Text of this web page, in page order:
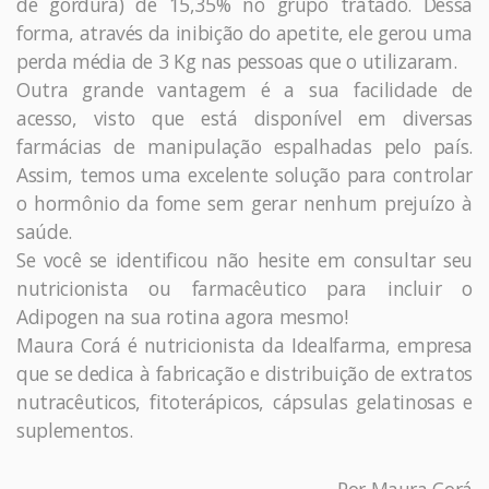
forma, através da inibição do apetite, ele gerou uma
perda média de 3 Kg nas pessoas que o utilizaram.
Outra grande vantagem é a sua facilidade de
acesso, visto que está disponível em diversas
farmácias de manipulação espalhadas pelo país.
Assim, temos uma excelente solução para controlar
o hormônio da fome sem gerar nenhum prejuízo à
saúde.
Se você se identificou não hesite em consultar seu
nutricionista ou farmacêutico para incluir o
Adipogen na sua rotina agora mesmo!
Maura Corá é nutricionista da Idealfarma, empresa
que se dedica à fabricação e distribuição de extratos
nutracêuticos, fitoterápicos, cápsulas gelatinosas e
suplementos.